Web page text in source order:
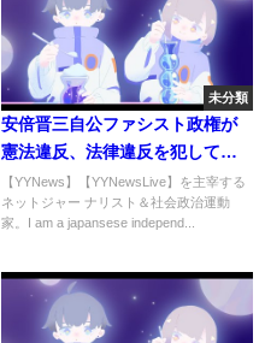
未分類
安倍晋三自公ファシスト政権が
憲法違反、法律違反を犯して戦
闘的労働組合『関西生コン支
部』のせん滅・解体攻撃をする
『本質』とは何か？
【YYNews】【YYNewsLive】を主宰する
ネットジャー ナリスト＆社会政治運動
家。I am a japansese independ...